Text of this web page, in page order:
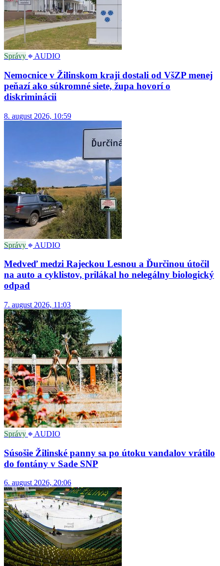
Správy AUDIO
Nemocnice v Žilinskom kraji dostali od VšZP menej
peňazí ako súkromné siete, župa hovorí o
diskriminácii
8. august 2026, 10:59
Správy AUDIO
Medveď medzi Rajeckou Lesnou a Ďurčinou útočil
na auto a cyklistov, prilákal ho nelegálny biologický
odpad
7. august 2026, 11:03
Správy AUDIO
Súsošie Žilinské panny sa po útoku vandalov vrátilo
do fontány v Sade SNP
6. august 2026, 20:06